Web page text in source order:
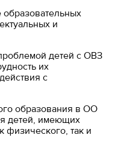
и
детей с ОВЗ
их
с
образования в ОО
детей, имеющих
физического, так и